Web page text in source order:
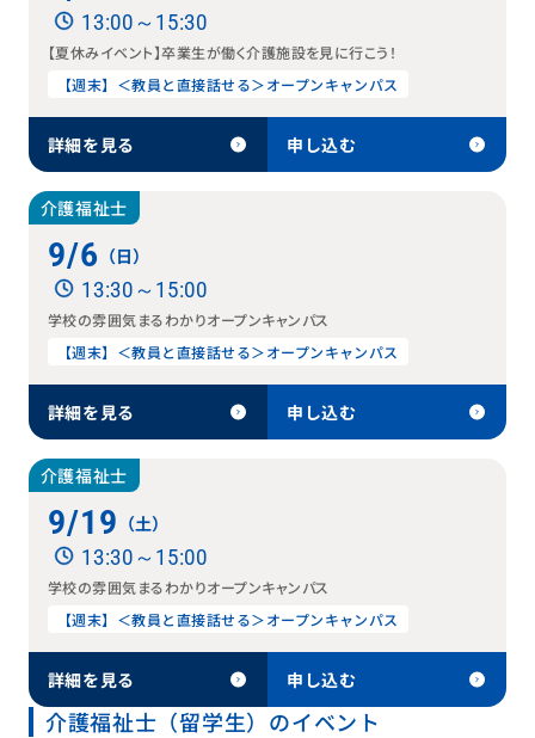
13:00～15:30
【夏休みイベント】卒業生が働く介護施設を見に行こう！
【週末】＜教員と直接話せる＞オープンキャンパス
詳細を見る 申し込む
介護福祉士
9/6 （日）
13:30～15:00
学校の雰囲気まるわかりオープンキャンパス
【週末】＜教員と直接話せる＞オープンキャンパス
詳細を見る 申し込む
介護福祉士
9/19 （土）
13:30～15:00
学校の雰囲気まるわかりオープンキャンパス
【週末】＜教員と直接話せる＞オープンキャンパス
詳細を見る 申し込む
介護福祉士（留学生）のイベント